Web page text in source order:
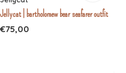
Jellycat | bartholomew bear seafarer outfit
€75,00